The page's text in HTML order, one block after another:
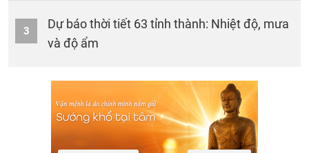
3
Dự báo thời tiết 63 tỉnh thành: Nhiệt độ, mưa
và độ ẩm